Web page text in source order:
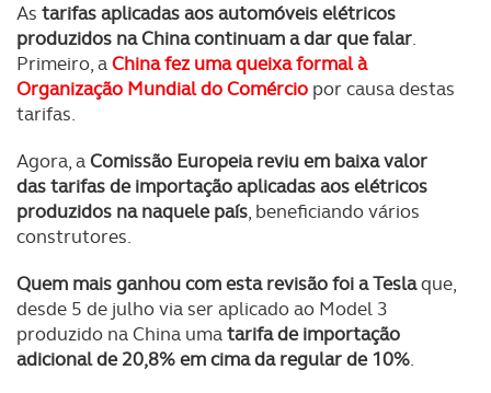
As tarifas aplicadas aos automóveis elétricos
produzidos na China continuam a dar que falar.
Primeiro, aChina fez uma queixa formal à
Organização Mundial do Comércio por causa destas
tarifas.
Agora, aComissão Europeia reviu em baixa valor
das tarifas de importação aplicadas aos elétricos
produzidos na naquele país, beneficiando vários
construtores.
Quem mais ganhou com esta revisão foi a Teslaque,
desde 5 de julho via ser aplicado ao Model 3
produzido na China umatarifa de importação
adicional de 20,8% em cima da regular de 10%.